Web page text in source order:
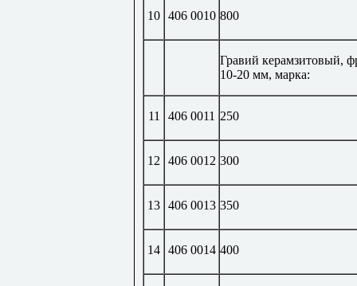
10 406 0010 800
Гравий керамзитовый,
10-20 мм, марка:
11 406 0011 250
12 406 0012 300
13 406 0013 350
14 406 0014 400